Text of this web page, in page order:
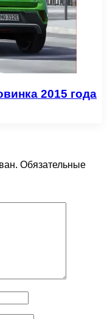
2015 года
Обязательные